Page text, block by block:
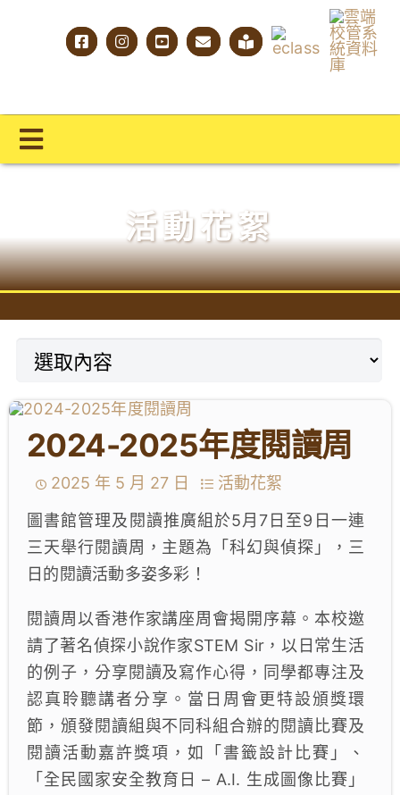
Toggle
明才人學習藍圖
明才人成長階梯
教師專業社群
學生成就與學校活動
我們的聯繫
入學資訊
下載區
活動花絮
2024-2025年度閱讀周
2025 年 5 月 27 日
活動花絮
圖書館管理及閱讀推廣組於5月7日至9日一連
三天舉行閱讀周，主題為「科幻與偵探」，三
日的閱讀活動多姿多彩！
閱讀周以香港作家講座周會揭開序幕。本校邀
請了著名偵探小說作家STEM Sir，以日常生活
的例子，分享閱讀及寫作心得，同學都專注及
認真聆聽講者分享。當日周會更特設頒獎環
節，頒發閱讀組與不同科組合辦的閱讀比賽及
閱讀活動嘉許獎項，如「書籤設計比賽」、
「全民國家安全教育日 – A.I. 生成圖像比賽」